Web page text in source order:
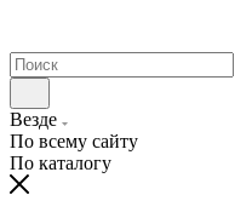
Везде
По всему сайту
По каталогу